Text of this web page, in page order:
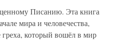
Писанию. Эта книга
мира и человечества,
который вошёл в мир